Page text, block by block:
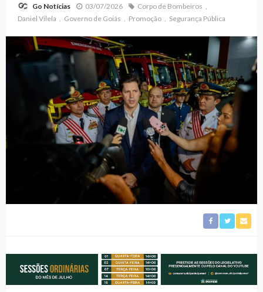
Go Notícias 03/07/2026
Corpo de Bombeiros
Daniel Vilela
Governo de Goiás Promoção Segurança Pública